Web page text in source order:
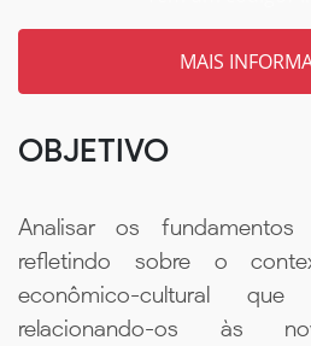
OBJETIVO
Analisar os fundamentos
refletindo sobre o
econômico-cultural
relacionando-os às